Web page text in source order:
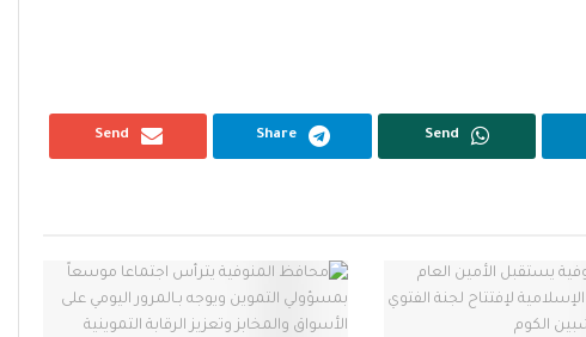
Send
Share
Send